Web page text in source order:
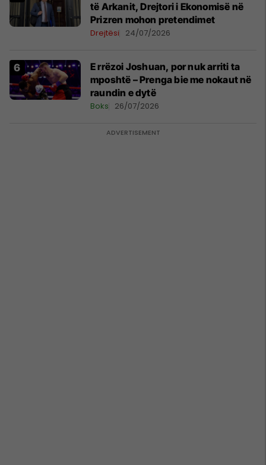
të Arkanit, Drejtori i Ekonomisë në
Prizren mohon pretendimet
Drejtësi 24/07/2026
E rrëzoi Joshuan, por nuk arriti ta
mposhtë – Prenga bie me nokaut në
raundin e dytë
Boks 26/07/2026